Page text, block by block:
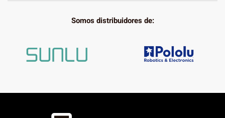
Somos distribuidores de: